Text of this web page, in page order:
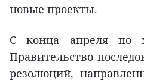
новые проекты.
С конца апреля по
Правительство
резолюций,